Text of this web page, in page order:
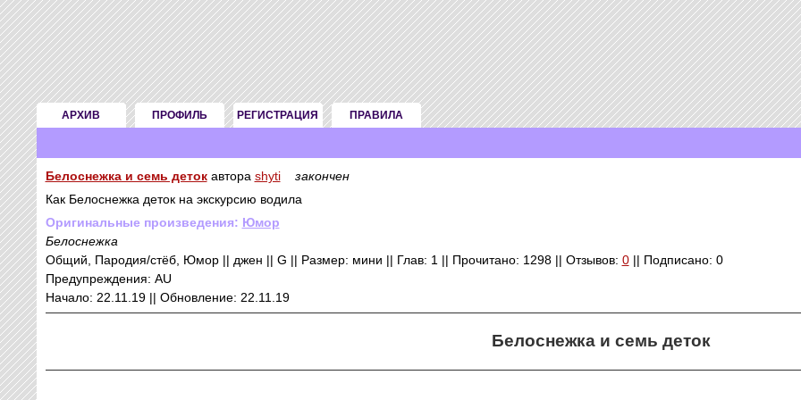
АРХИВ ПРОФИЛЬ РЕГИСТРАЦИЯ ПРАВИЛА
Белоснежка и семь детокавтора shyti
закончен
Как Белоснежка деток на экскурсию водила
Оригинальные произведения: Юмор
Белоснежка
Общий, Пародия/стёб, Юмор || джен || G || Размер: мини || Глав: 1 || Прочитано: 1298 || Отзывов: 0|| Подписано: 0
Предупреждения: AU
Начало: 22.11.19 || Обновление: 22.11.19
Белоснежка и семь деток